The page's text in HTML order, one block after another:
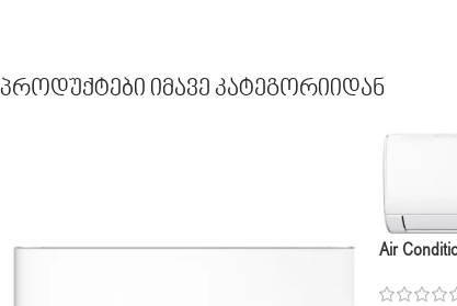
Პროდუქტები Იმავე Კატეგორიიდან
Air